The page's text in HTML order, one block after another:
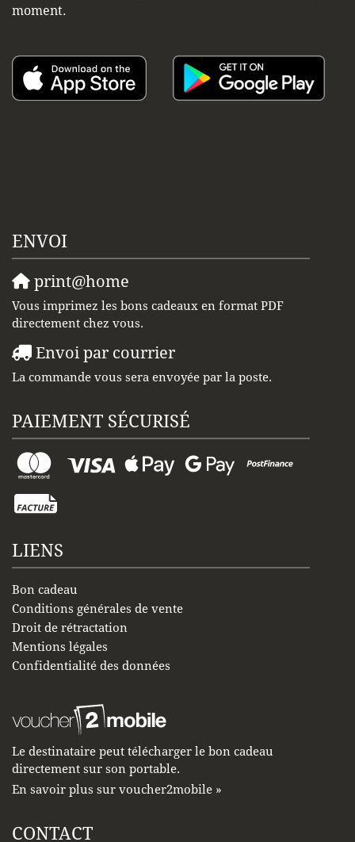
moment.
ENVOI
print@home
Vous imprimez les bons cadeaux en format PDF
directement chez vous.
Envoi par courrier
La commande vous sera envoyée par la poste.
PAIEMENT SÉCURISÉ
LIENS
Bon cadeau
Conditions générales de vente
Droit de rétractation
Mentions légales
Confidentialité des données
Le destinataire peut télécharger le bon cadeau
directement sur son portable.
En savoir plus sur voucher2mobile »
CONTACT